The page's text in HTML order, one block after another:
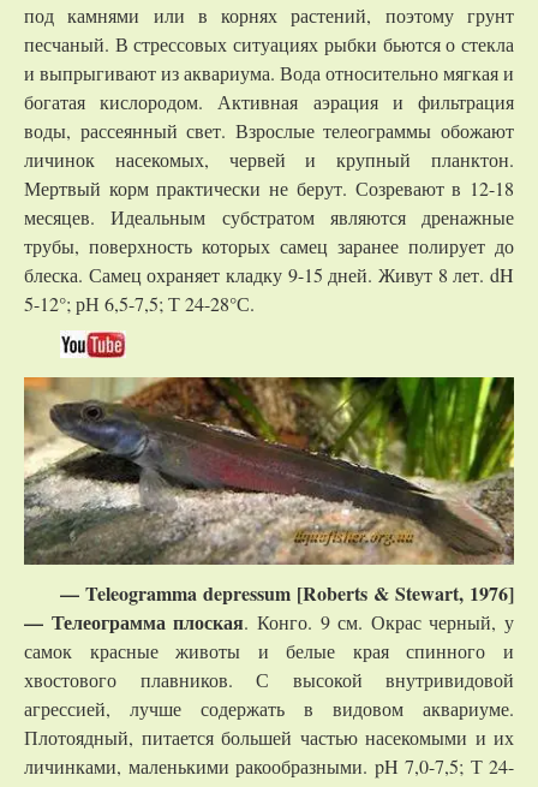
под камнями или в корнях растений, поэтому грунт
песчаный. В стрессовых ситуациях рыбки бьются о стекла
и выпрыгивают из аквариума. Вода относительно мягкая и
богатая кислородом. Активная аэрация и фильтрация
воды, рассеянный свет. Взрослые телеограммы обожают
личинок насекомых, червей и крупный планктон.
Мертвый корм практически не берут. Созревают в 12-18
месяцев. Идеальным субстратом являются дренажные
трубы, поверхность которых самец заранее полирует до
блеска. Самец охраняет кладку 9-15 дней. Живут 8 лет. dH
5-12°; рН 6,5-7,5; Т 24-28°С.
— Teleogramma depressum [Roberts & Stewart, 1976]
— Телеограмма плоская. Конго. 9 см. Окрас черный, у
самок красные животы и белые края спинного и
хвостового плавников. С высокой внутривидовой
агрессией, лучше содержать в видовом аквариуме.
Плотоядный, питается большей частью насекомыми и их
личинками, маленькими ракообразными. pH 7,0-7,5; Т 24-